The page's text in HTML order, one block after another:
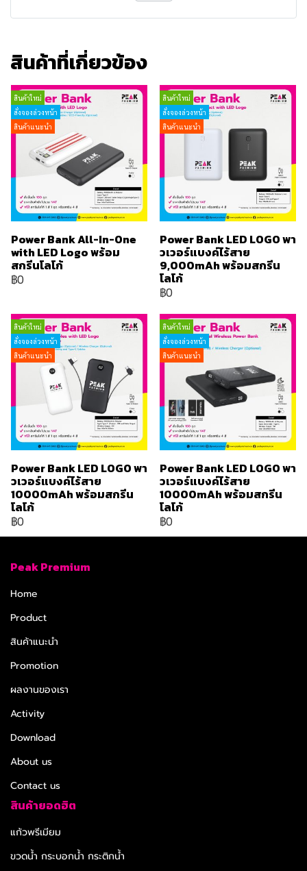
สินค้าที่เกี่ยวข้อง
สินค้าใหม่
สั่งจองล่วงหน้า
สินค้าแนะนำ
Power Bank All-In-One
with LED Logo พร้อม
สกรีนโลโก้
฿0
สินค้าใหม่
สั่งจองล่วงหน้า
สินค้าแนะนำ
Power Bank LED LOGO พา
วเวอร์แบงค์ไร้สาย
9,000mAh พร้อมสกรีน
โลโก้
฿0
สินค้าใหม่
สั่งจองล่วงหน้า
สินค้าแนะนำ
Power Bank LED LOGO พา
วเวอร์แบงค์ไร้สาย
10000mAh พร้อมสกรีน
โลโก้
฿0
สินค้าใหม่
สั่งจองล่วงหน้า
สินค้าแนะนำ
Power Bank LED LOGO พา
วเวอร์แบงค์ไร้สาย
10000mAh พร้อมสกรีน
โลโก้
฿0
Peak Premium
Home
Product
สินค้าแนะนำ
Promotion
ผลงานของเรา
Activity
Download
About us
Contact us
สินค้ายอดฮิต
แก้วพรีเมียม
ขวดน้ำ กระบอกน้ำ กระติกน้ำ